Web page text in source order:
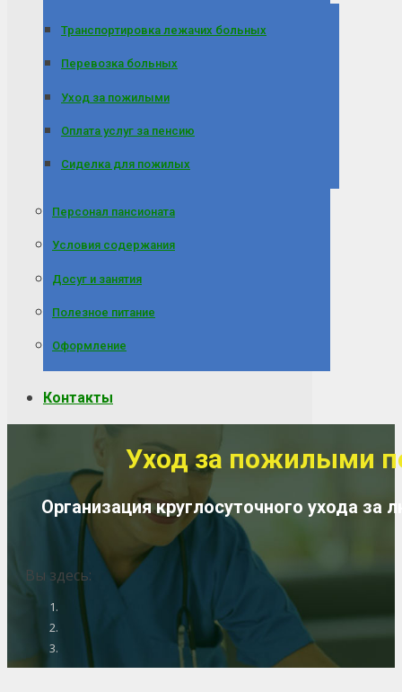
Транспортировка лежачих больных
Перевозка больных
Уход за пожилыми
Оплата услуг за пенсию
Сиделка для пожилых
Персонал пансионата
Условия содержания
Досуг и занятия
Полезное питание
Оформление
Контакты
Уход за пожилыми
Организация круглосуточного ухода
Вы здесь: